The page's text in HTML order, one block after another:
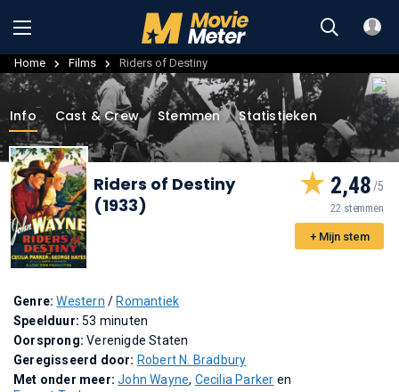
Home Films Riders of Destiny
Info Cast & Crew Stemmen Statistieken
Riders of Destiny
(1933)
2,48
22 stemmen
+ Mijn stem
Genre:Western / Romantiek
Speelduur:53 minuten
Oorsprong:Verenigde Staten
Geregisseerd door: Robert N. Bradbury
Met onder meer:John Wayne, Cecilia Parker en